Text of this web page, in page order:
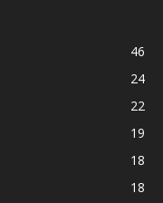
46
24
22
19
18
18